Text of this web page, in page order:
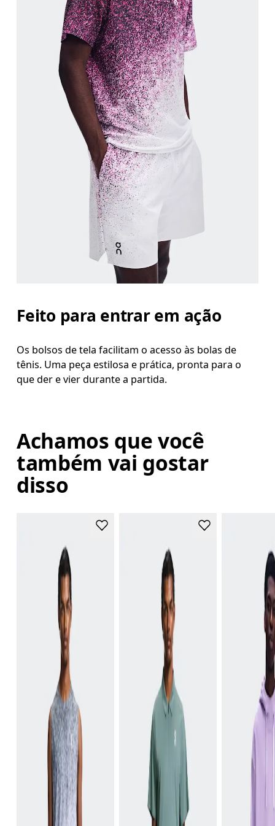
Feito para entrar em ação
Os bolsos de tela facilitam o acesso às bolas de
tênis. Uma peça estilosa e prática, pronta para o
que der e vier durante a partida.
Achamos que você
também vai gostar
disso